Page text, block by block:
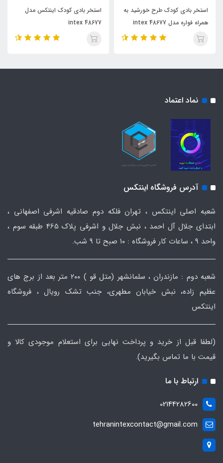
استخر بادی کودک طرح خورشید به
همراه فواره مدل 48677 intex
استخر بادی کودک اینتکس مدل
48677 intex
نماد اعتماد
آدرس فروشگاه اینتکس
شعبه اصلی اینتکس ، تهران فلکه دوم صادقیه اشرفی اصفهانی ،
ابتدای جلال آل احمد ، نبش جلال و اشرفی پلاک 465 طبقه سوم ،
واحد ۹ ، ساعات کار فروشگاه : ۱۰ صبح تا ۹ شب.
شعبه دوم : مازندران ، سلمانشهر (متل قو ) ۲۰۰ متر بعد از برج های
عظیم زاده، نبش خیابان مطهری، جنب تشک رویال ، فروشگاه
اینتکس
(لطفا قبل از خرید و پرداخت نهایی برای استعلام موجودی کالا و
قیمت با ما تماس بگیرید).
ارتباط با ما
02144282600
tehranintexcontact@gmail.com